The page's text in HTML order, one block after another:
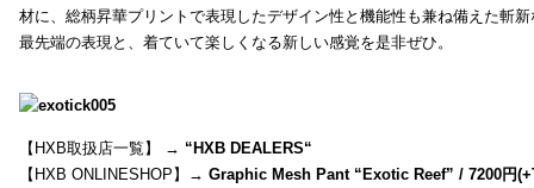
材に、総柄昇華プリントで表現したデザイン性と機能性も兼ね備えた斬
最先端の表現と、着ていて楽しくなる新しい感覚を是非ぜひ。
【HXB取扱店一覧】 → “HXB DEALERS“
【HXB ONLINESHOP】→ Graphic Mesh Pant “Exotic Reef” / 7200円